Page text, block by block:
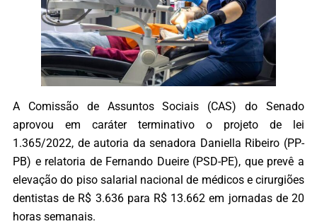
A Comissão de Assuntos Sociais (CAS) do Senado
aprovou em caráter terminativo o projeto de lei
1.365/2022, de autoria da senadora Daniella Ribeiro (PP-
PB) e relatoria de Fernando Dueire (PSD-PE), que prevê a
elevação do piso salarial nacional de médicos e cirurgiões
dentistas de R$ 3.636 para R$ 13.662 em jornadas de 20
horas semanais.